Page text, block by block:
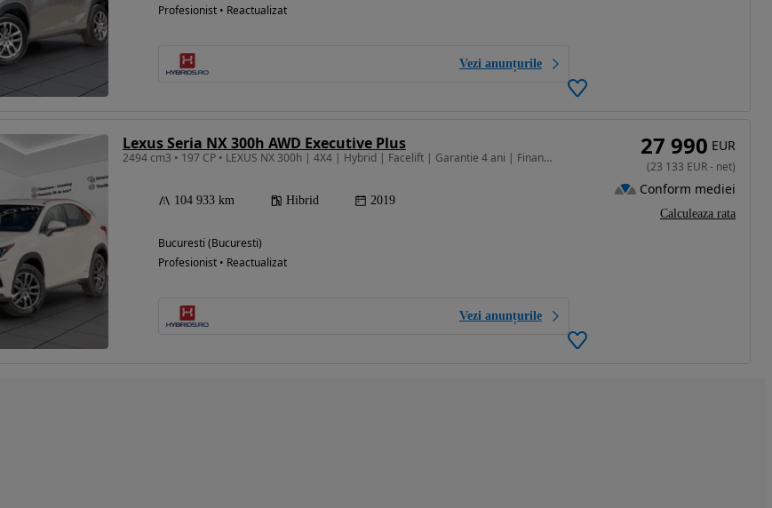
Profesionist • Reactualizat
Vezi anunțurile
Lexus Seria NX 300h AWD Executive Plus
2494 cm3 • 197 CP • LEXUS NX 300h | 4X4 | Hybrid | Facelift | Garantie 4 ani | Finantare |
104 933 km Hibrid 2019
Bucuresti (Bucuresti)
Profesionist • Reactualizat
Vezi anunțurile
27 990 EUR
(23 133 EUR- net)
Conform mediei
Calculeaza rata